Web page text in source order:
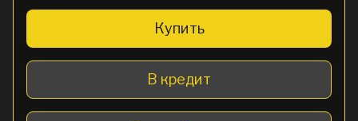
Купить
В кредит